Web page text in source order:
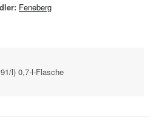
Feneberg
l) 0,7-l-Flasche